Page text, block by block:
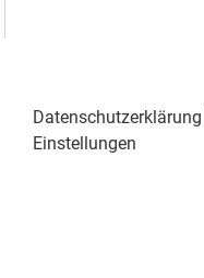
Datenschutzerklärung
Einstellungen